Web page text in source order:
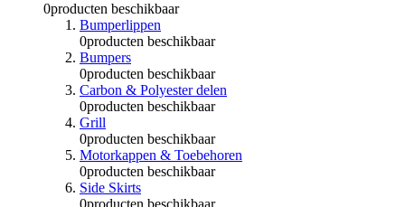
0producten beschikbaar
Bumperlippen
0producten beschikbaar
Bumpers
0producten beschikbaar
Carbon & Polyester delen
0producten beschikbaar
Grill
0producten beschikbaar
Motorkappen & Toebehoren
0producten beschikbaar
Side Skirts
0producten beschikbaar